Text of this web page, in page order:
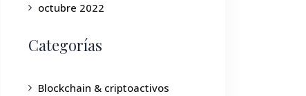
octubre 2022
Categorías
Blockchain & criptoactivos